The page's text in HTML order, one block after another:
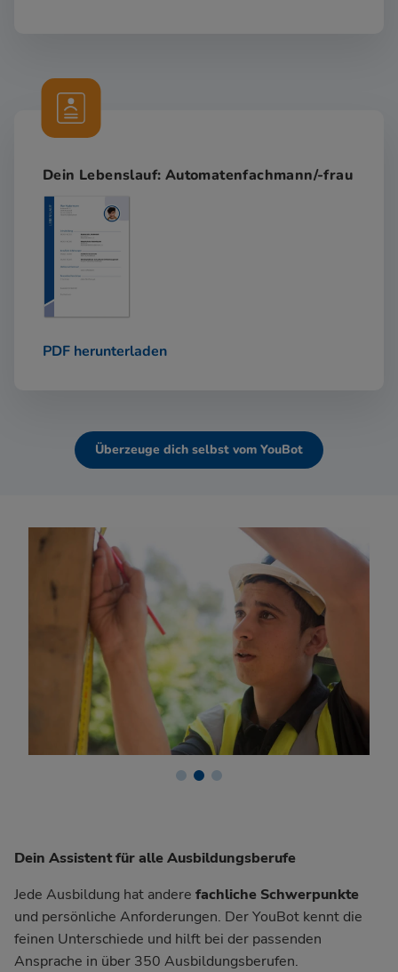
Dein Lebenslauf: Automatenfachmann/-frau
PDF herunterladen
Überzeuge dich selbst vom YouBot
Dein Assistent für alle Ausbildungsberufe
Jede Ausbildung hat andere fachliche Schwerpunkte
und persönliche Anforderungen. Der YouBot kennt die
feinen Unterschiede und hilft bei der passenden
Ansprache in über 350 Ausbildungsberufen.